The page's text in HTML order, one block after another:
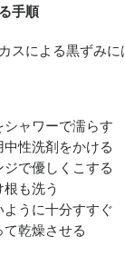
手順
スによる黒ずみ
シャワーで濡らす
性洗剤をかける
で優しくこする
も洗う
うに十分すすぐ
乾燥させる